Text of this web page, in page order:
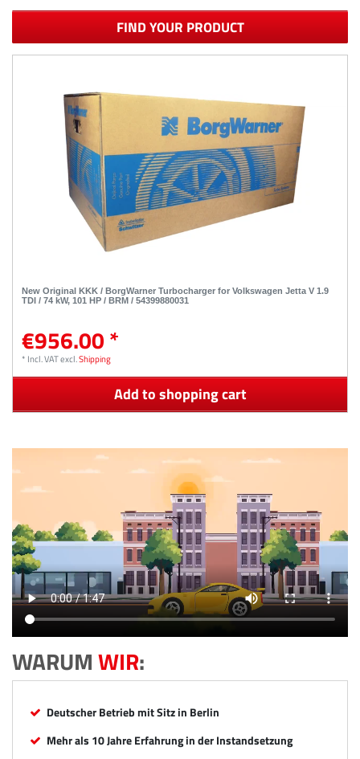
FIND YOUR PRODUCT
New Original KKK / BorgWarner Turbocharger for Volkswagen Jetta V 1.9
TDI / 74 kW, 101 HP / BRM / 54399880031
€956.00 *
* Incl. VATexcl.Shipping
Add to shopping cart
WARUMWIR:
Deutscher Betrieb mit Sitz in Berlin
Mehr als 10 Jahre Erfahrung in der Instandsetzung